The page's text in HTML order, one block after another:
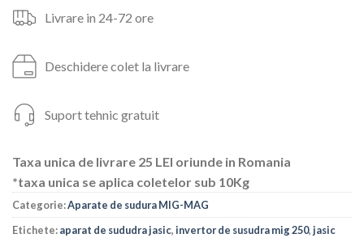
Livrare in 24-72 ore
Deschidere colet la livrare
Suport tehnic gratuit
Taxa unica de livrare 25 LEI oriunde in Romania
*taxa unica se aplica coletelor sub 10Kg
Categorie:Aparate de sudura MIG-MAG
Etichete:aparat de sududra jasic,invertor de susudra mig 250,jasic